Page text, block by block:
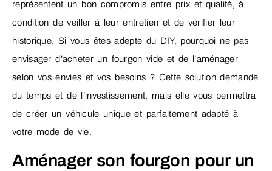
représentent un bon compromis entre prix et qualité, à
condition de veiller à leur entretien et de vérifier leur
historique. Si vous êtes adepte du DIY, pourquoi ne pas
envisager d’acheter un fourgon vide et de l’aménager
selon vos envies et vos besoins ? Cette solution demande
du temps et de l’investissement, mais elle vous permettra
de créer un véhicule unique et parfaitement adapté à
votre mode de vie.
Aménager son fourgon pour un